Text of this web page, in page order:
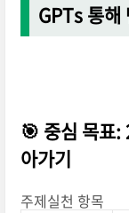
GPTs 통해
🎯 중심 목표:
아가기
주제실천 항목